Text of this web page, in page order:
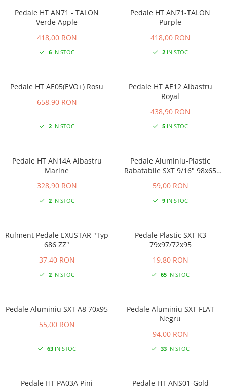
Pedale HT AN71 - TALON
Verde Apple
418,00 RON
6IN STOC
Pedale HT AN71-TALON
Purple
418,00 RON
2IN STOC
Pedale HT AE05(EVO+) Rosu
658,90 RON
2IN STOC
Pedale HT AE12 Albastru
Royal
438,90 RON
5IN STOC
Pedale HT AN14A Albastru
Marine
328,90 RON
2IN STOC
Pedale Aluminiu-Plastic
Rabatabile SXT 9/16" 98x65
59,00 RON
9IN STOC
Rulment Pedale EXUSTAR "Typ
686 ZZ"
37,40 RON
2IN STOC
Pedale Plastic SXT K3
79x97/72x95
19,80 RON
65IN STOC
Pedale Aluminiu SXT A8 70x95
55,00 RON
63IN STOC
Pedale Aluminiu SXT FLAT
Negru
94,00 RON
33IN STOC
Pedale HT PA03A Pini Pedale HT ANS01-Gold